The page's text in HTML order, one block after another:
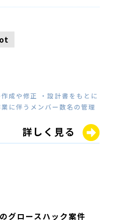
成や修正 ・設計書をもとに
に伴うメンバー数名の管理
詳しく見る
グロースハック案件